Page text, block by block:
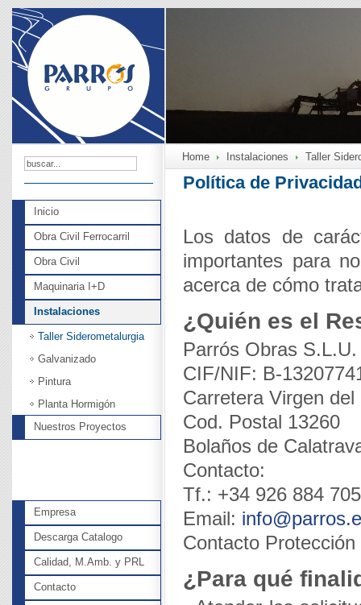
Home Instalaciones Taller
Política de
Los datos de
importantes para
acerca de cómo
¿Quién es el
Parrós Obras S.L.U.
CIF/NIF: B-
Carretera Virgen
Cod. Postal 13260
Bolaños de
Contacto:
Tf.: +34 926 884 705
Email:
Contacto
¿Para qué
Inicio
Obra Civil Ferrocarril
Obra Civil
Maquinaria I+D
Instalaciones
Taller Siderometalurgia
Galvanizado
Pintura
Planta Hormigón
Nuestros Proyectos
Empresa
Descarga Catalogo
Calidad, M.Amb. y PRL
Contacto